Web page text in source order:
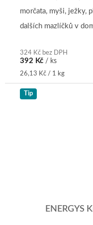
z
5
324 Kč bez DPH
392 Kč / ks
Měrná
cena:
26,13 Kč / 1 kg
morčata, myši, ježky,
dalších mazlíčků v
Tip
ENERGYS